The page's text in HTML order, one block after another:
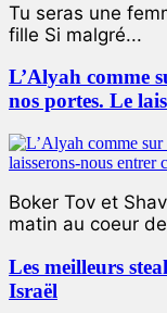
Tu seras une
fille Si malgré...
L’Alyah comme
nos portes. Le
Boker Tov et
matin au coeur
Les meilleurs
Israël